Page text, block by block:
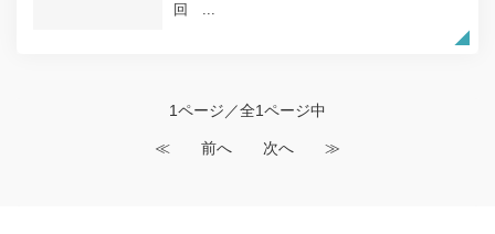
回 ...
1ページ／全1ページ中
≪ 前へ 次へ ≫